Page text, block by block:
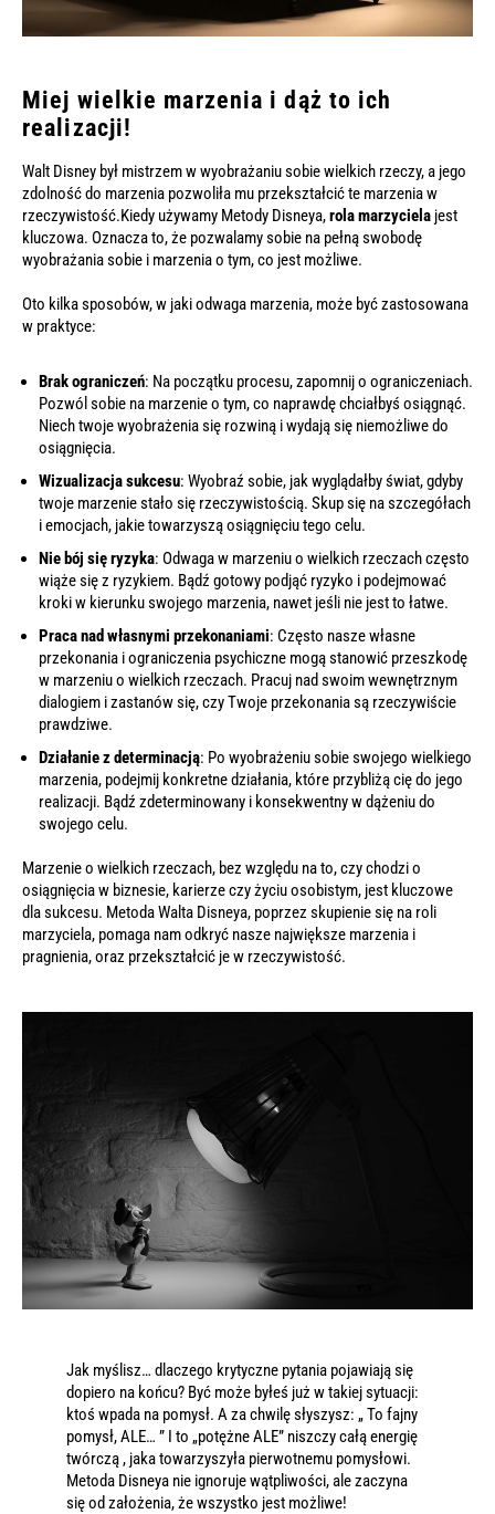
Miej wielkie marzenia i dąż to ich
realizacji!
Walt Disney był mistrzem w wyobrażaniu sobie wielkich rzeczy, a jego
zdolność do marzenia pozwoliła mu przekształcić te marzenia w
rzeczywistość.Kiedy używamy Metody Disneya,rola marzyciela jest
kluczowa. Oznacza to, że pozwalamy sobie na pełną swobodę
wyobrażania sobie i marzenia o tym, co jest możliwe.
Oto kilka sposobów, w jaki odwaga marzenia, może być zastosowana
w praktyce:
Brak ograniczeń: Na początku procesu, zapomnij o ograniczeniach.
Pozwól sobie na marzenie o tym, co naprawdę chciałbyś osiągnąć.
Niech twoje wyobrażenia się rozwiną i wydają się niemożliwe do
osiągnięcia.
Wizualizacja sukcesu: Wyobraź sobie, jak wyglądałby świat, gdyby
twoje marzenie stało się rzeczywistością. Skup się na szczegółach
i emocjach, jakie towarzyszą osiągnięciu tego celu.
Nie bój się ryzyka: Odwaga w marzeniu o wielkich rzeczach często
wiąże się z ryzykiem. Bądź gotowy podjąć ryzyko i podejmować
kroki w kierunku swojego marzenia, nawet jeśli nie jest to łatwe.
Praca nad własnymi przekonaniami: Często nasze własne
przekonania i ograniczenia psychiczne mogą stanowić przeszkodę
w marzeniu o wielkich rzeczach. Pracuj nad swoim wewnętrznym
dialogiem i zastanów się, czy Twoje przekonania są rzeczywiście
prawdziwe.
Działanie z determinacją: Po wyobrażeniu sobie swojego wielkiego
marzenia, podejmij konkretne działania, które przybliżą cię do jego
realizacji. Bądź zdeterminowany i konsekwentny w dążeniu do
swojego celu.
Marzenie o wielkich rzeczach, bez względu na to, czy chodzi o
osiągnięcia w biznesie, karierze czy życiu osobistym, jest kluczowe
dla sukcesu. Metoda Walta Disneya, poprzez skupienie się na roli
marzyciela, pomaga nam odkryć nasze największe marzenia i
pragnienia, oraz przekształcić je w rzeczywistość.
Jak myślisz… dlaczego krytyczne pytania pojawiają się
dopiero na końcu? Być może byłeś już w takiej sytuacji:
ktoś wpada na pomysł. A za chwilę słyszysz: „ To fajny
pomysł, ALE… ” I to „potężne ALE” niszczy całą energię
twórczą , jaka towarzyszyła pierwotnemu pomysłowi.
Metoda Disneya nie ignoruje wątpliwości, ale zaczyna
się od założenia, że ​​wszystko jest możliwe!